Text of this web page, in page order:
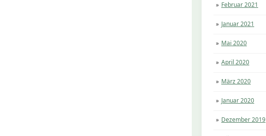
Februar 2021
Januar 2021
Mai 2020
April 2020
März 2020
Januar 2020
Dezember 2019